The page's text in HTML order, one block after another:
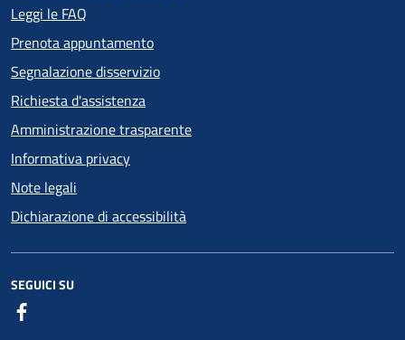
Leggi le FAQ
Prenota appuntamento
Segnalazione disservizio
Richiesta d'assistenza
Amministrazione trasparente
Informativa privacy
Note legali
Dichiarazione di accessibilità
SEGUICI SU